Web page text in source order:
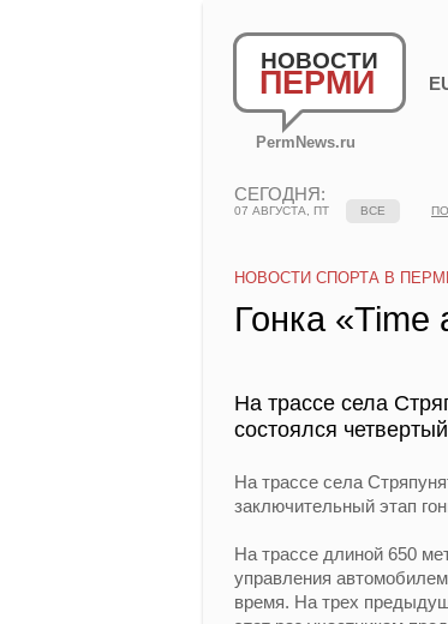
НОВОСТИ
ПЕРМИ
PermNews.ru
СЕГОДНЯ:
07 АВГУСТА, ПТ ВСЕ
НОВОСТИ СПОРТА В
Гонка «Time
На трассе села
состоялся
На трассе села
заключительный этап
На трассе длиной 650
управления
время. На трех